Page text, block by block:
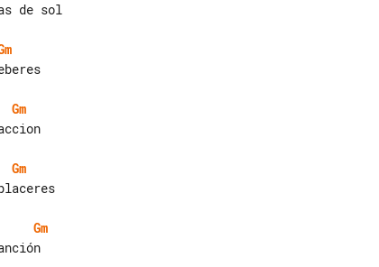
de sol
Gm
Gm
Gm